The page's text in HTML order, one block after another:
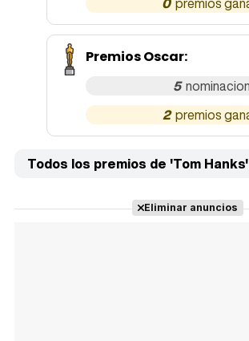
Premios Oscar:
5
2
Todos los premios de 'Tom Hanks'
Eliminar anuncios